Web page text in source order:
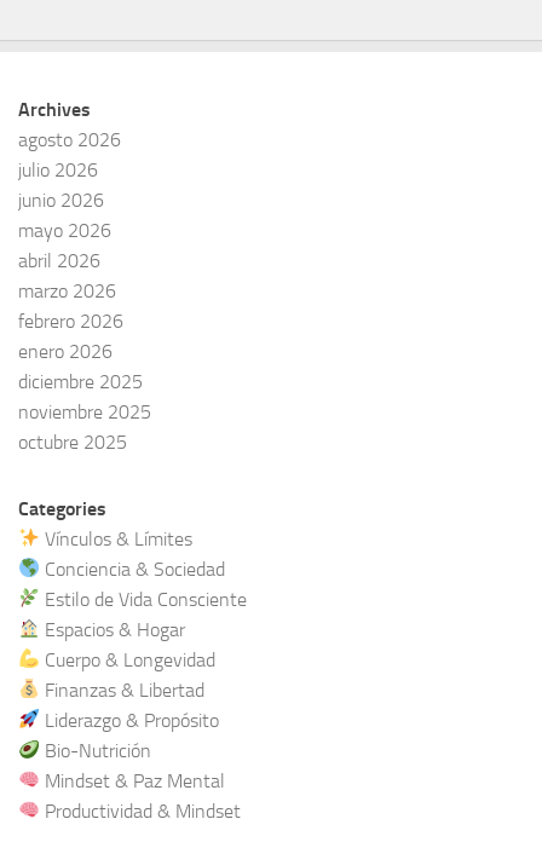
Archives
agosto 2026
julio 2026
junio 2026
mayo 2026
abril 2026
marzo 2026
febrero 2026
enero 2026
diciembre 2025
noviembre 2025
octubre 2025
Categories
Vínculos & Límites
Conciencia & Sociedad
Estilo de Vida Consciente
Espacios & Hogar
Cuerpo & Longevidad
Finanzas & Libertad
Liderazgo & Propósito
Bio-Nutrición
Mindset & Paz Mental
Productividad & Mindset